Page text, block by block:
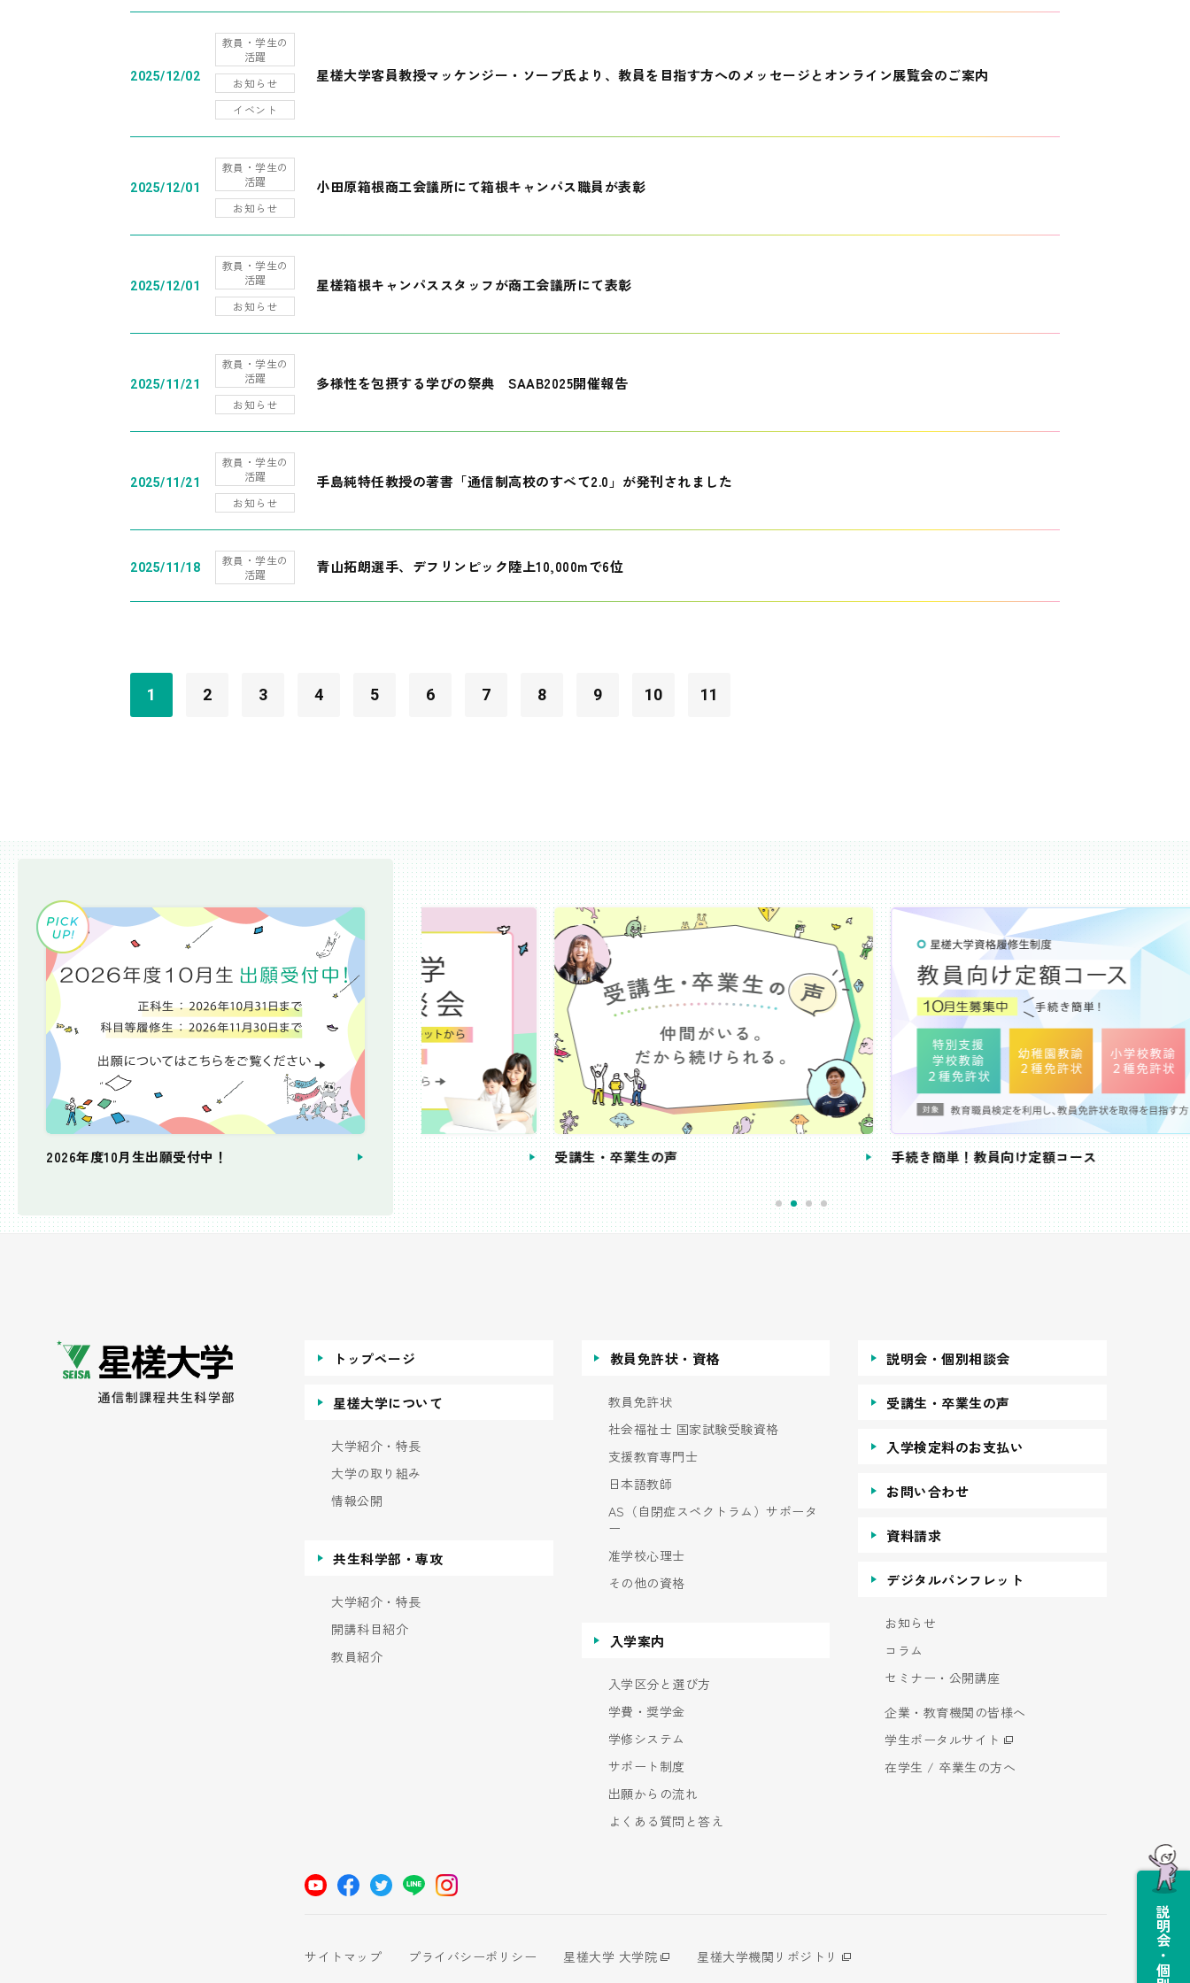
2025/12/02
教員・学生の
活躍
お知らせ
イベント
星槎大学客員教授マッケンジー・ソープ氏より、教員を目指す方へのメッセージとオンライン展覧会のご案内
2025/12/01
教員・学生の
活躍
お知らせ
小田原箱根商工会議所にて箱根キャンパス職員が表彰
2025/12/01
教員・学生の
活躍
お知らせ
星槎箱根キャンパススタッフが商工会議所にて表彰
2025/11/21
教員・学生の
活躍
お知らせ
多様性を包摂する学びの祭典 SAAB2025開催報告
2025/11/21
教員・学生の
活躍
お知らせ
手島純特任教授の著書「通信制高校のすべて2.0」が発刊されました
2025/11/18
教員・学生の
活躍
青山拓朗選手、デフリンピック陸上10,000mで6位
1 2 3 4 5 6 7 8 9 10 11
2026年度10月生出願受付中！
個別相談会 受講生・卒業生の声 手続き簡単！教員向け定額コース 教員免許状が
トップページ
星槎大学について
大学紹介・特長
大学の取り組み
情報公開
共生科学部・専攻
大学紹介・特長
開講科目紹介
教員紹介
教員免許状・資格
教員免許状
社会福祉士 国家試験受験資格
支援教育専門士
日本語教師
AS（自閉症スペクトラム）サポータ
ー
准学校心理士
その他の資格
入学案内
入学区分と選び方
学費・奨学金
学修システム
サポート制度
出願からの流れ
よくある質問と答え
説明会・個別相談会
受講生・卒業生の声
入学検定料のお支払い
お問い合わせ
資料請求
デジタルパンフレット
お知らせ
コラム
セミナー・公開講座
企業・教育機関の皆様へ
学生ポータルサイト
在学生 / 卒業生の方へ
サイトマップ プライバシーポリシー 星槎大学 大学院
星槎大学機関リポジトリ